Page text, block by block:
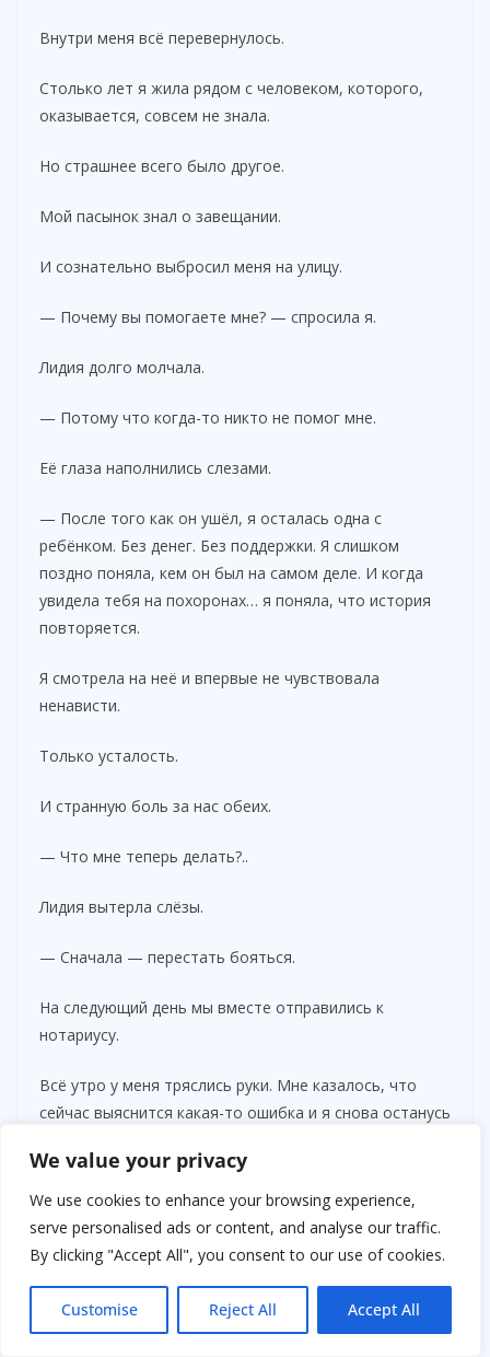
We value your privacy
We use cookies to enhance your browsing experience,
serve personalised ads or content, and analyse our traffic.
By clicking "Accept All", you consent to our use of cookies.
Customise Reject All Accept All
Внутри меня всё перевернулось.
Столько лет я жила рядом с человеком, которого,
оказывается, совсем не знала.
Но страшнее всего было другое.
Мой пасынок знал о завещании.
И сознательно выбросил меня на улицу.
— Почему вы помогаете мне? — спросила я.
Лидия долго молчала.
— Потому что когда-то никто не помог мне.
Её глаза наполнились слезами.
— После того как он ушёл, я осталась одна с
ребёнком. Без денег. Без поддержки. Я слишком
поздно поняла, кем он был на самом деле. И когда
увидела тебя на похоронах… я поняла, что история
повторяется.
Я смотрела на неё и впервые не чувствовала
ненависти.
Только усталость.
И странную боль за нас обеих.
— Что мне теперь делать?..
Лидия вытерла слёзы.
— Сначала — перестать бояться.
На следующий день мы вместе отправились к
нотариусу.
Всё утро у меня тряслись руки. Мне казалось, что
сейчас выяснится какая-то ошибка и я снова останусь